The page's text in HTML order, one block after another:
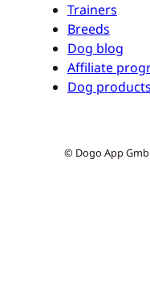
Trainers
Breeds
Dog blog
Affiliate
Dog products
© Dogo App